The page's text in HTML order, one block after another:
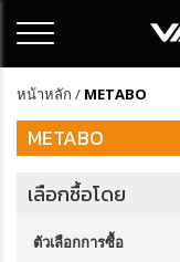
หน้าหลัก / METABO
METABO
เลือกซื้อโดย
ตัวเลือกการซื้อ